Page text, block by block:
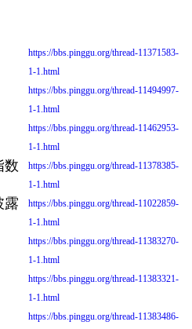
https://bbs.pinggu.org/thread-11371583-
1-1.html
https://bbs.pinggu.org/thread-11494997-
1-1.html
https://bbs.pinggu.org/thread-11462953-
1-1.html
数
https://bbs.pinggu.org/thread-11378385-
1-1.html
露
https://bbs.pinggu.org/thread-11022859-
1-1.html
https://bbs.pinggu.org/thread-11383270-
1-1.html
https://bbs.pinggu.org/thread-11383321-
1-1.html
https://bbs.pinggu.org/thread-11383486-